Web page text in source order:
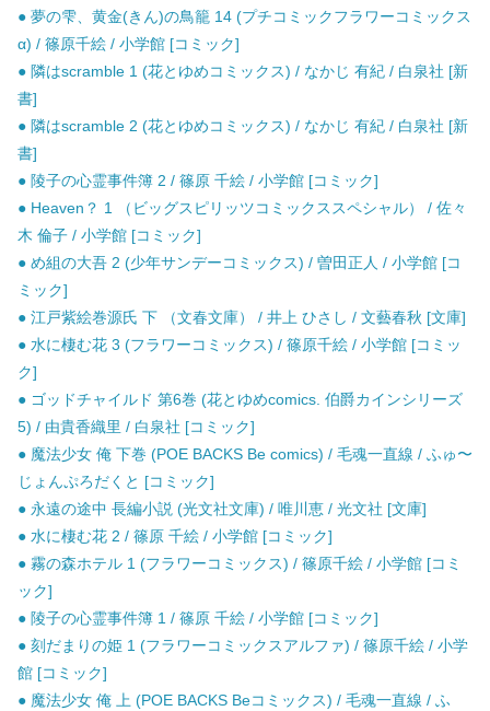
● 夢の雫、黄金(きん)の鳥籠 14 (プチコミックフラワーコミックス
α) / 篠原千絵 / 小学館 [コミック]
● 隣はscramble 1 (花とゆめコミックス) / なかじ 有紀 / 白泉社 [新
書]
● 隣はscramble 2 (花とゆめコミックス) / なかじ 有紀 / 白泉社 [新
書]
● 陵子の心霊事件簿 2 / 篠原 千絵 / 小学館 [コミック]
● Heaven？ 1 （ビッグスピリッツコミックススペシャル） / 佐々
木 倫子 / 小学館 [コミック]
● め組の大吾 2 (少年サンデーコミックス) / 曽田正人 / 小学館 [コ
ミック]
● 江戸紫絵巻源氏 下 （文春文庫） / 井上 ひさし / 文藝春秋 [文庫]
● 水に棲む花 3 (フラワーコミックス) / 篠原千絵 / 小学館 [コミッ
ク]
● ゴッドチャイルド 第6巻 (花とゆめcomics. 伯爵カインシリーズ
5) / 由貴香織里 / 白泉社 [コミック]
● 魔法少女 俺 下巻 (POE BACKS Be comics) / 毛魂一直線 / ふゅ〜
じょんぷろだくと [コミック]
● 永遠の途中 長編小説 (光文社文庫) / 唯川恵 / 光文社 [文庫]
● 水に棲む花 2 / 篠原 千絵 / 小学館 [コミック]
● 霧の森ホテル 1 (フラワーコミックス) / 篠原千絵 / 小学館 [コミ
ック]
● 陵子の心霊事件簿 1 / 篠原 千絵 / 小学館 [コミック]
● 刻だまりの姫 1 (フラワーコミックスアルファ) / 篠原千絵 / 小学
館 [コミック]
● 魔法少女 俺 上 (POE BACKS Beコミックス) / 毛魂一直線 / ふ